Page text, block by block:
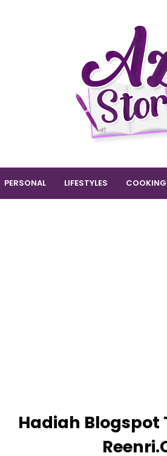
PERSONAL LIFESTYLES COOKING
Hadiah Blogspot